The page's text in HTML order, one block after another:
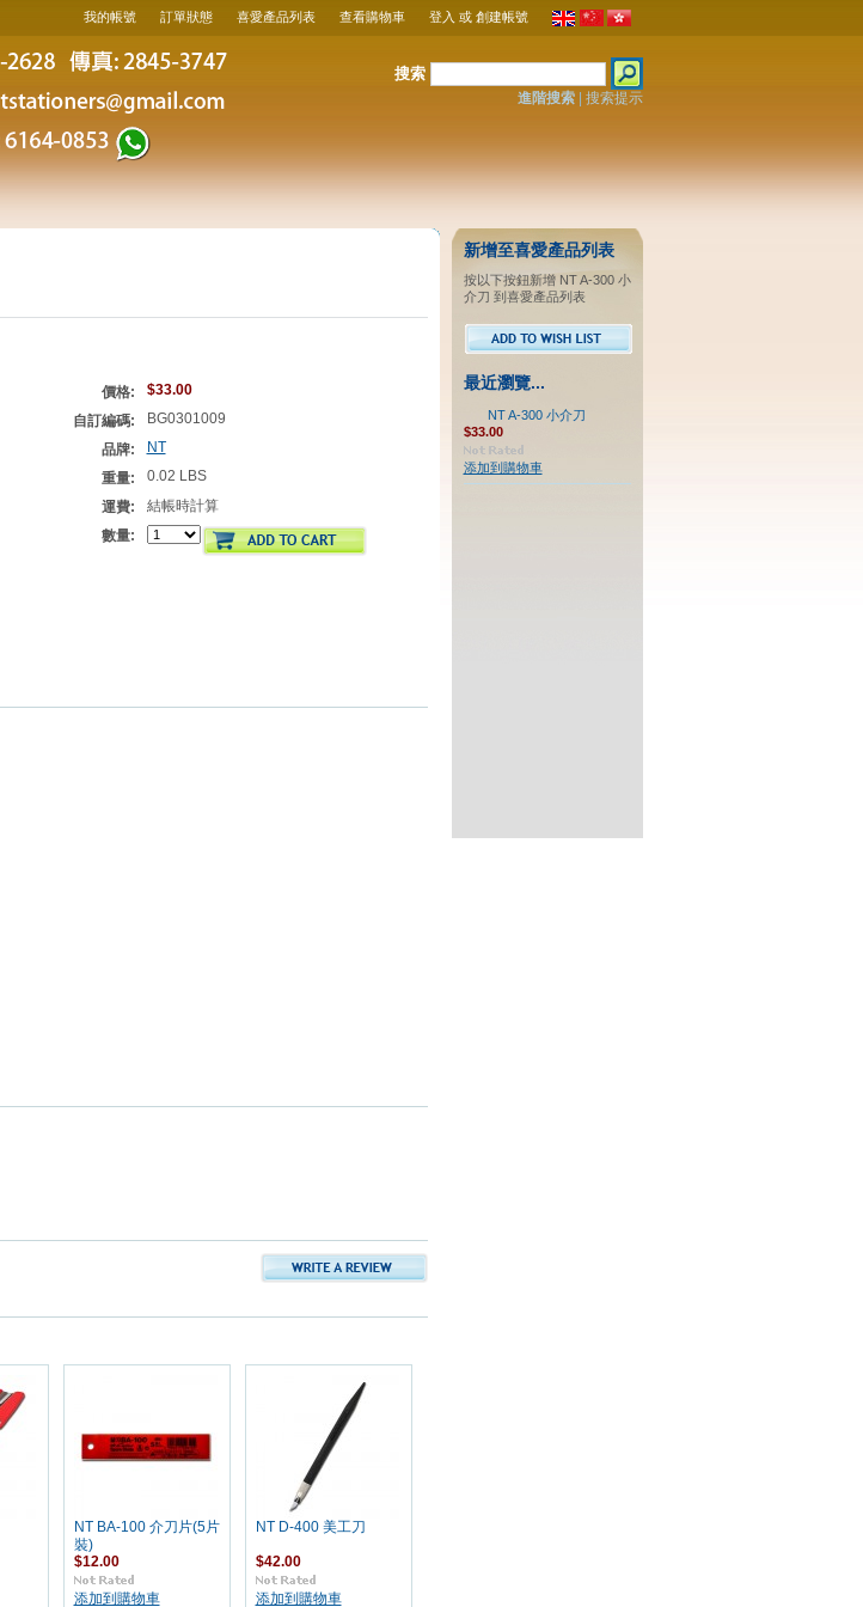
我的帳號 訂單狀態 喜愛產品列表 查看購物車 登入 或 創建帳號
搜索
進階搜索| 搜索提示
價格:
$33.00
自訂編碼:
BG0301009
品牌:
NT
重量:
0.02 LBS
運費:
結帳時計算
數量:
NT BA-100 介刀片(5片
裝)
$12.00
添加到購物車
NT D-400 美工刀
$42.00
添加到購物車
新增至喜愛產品列表
按以下按鈕新增 NT A-300 小
介刀 到喜愛產品列表
最近瀏覽...
NT A-300 小介刀
$33.00
添加到購物車